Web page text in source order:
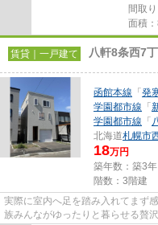
間取
面積
賃貸｜一戸建て 八軒8条西7
函館本線 「 発
学園都市線 「
学園都市線 「
北海道札幌市
18万円
築年数：築3年
階数：3階建
実際に室内へ足を踏み入れてまず
族みんながゆったりと暮らせる贅沢な空間でした。 約